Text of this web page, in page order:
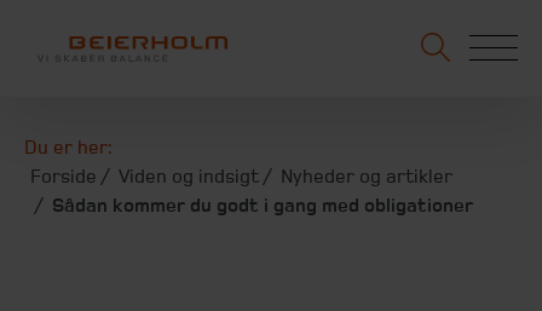
Du er her:
Forside
Viden og indsigt
Nyheder og artikler
Sådan kommer du godt i gang med obligationer